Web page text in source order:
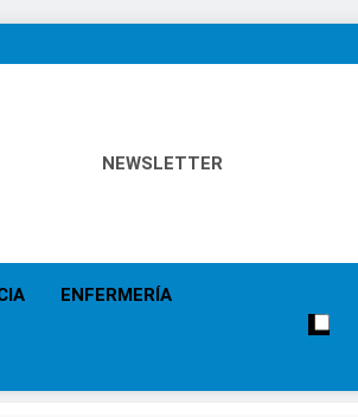
NEWSLETTER
ENFERMERÍA